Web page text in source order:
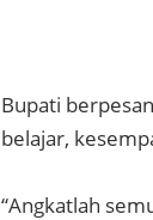
Bupati
belajar,
“Angkatlah